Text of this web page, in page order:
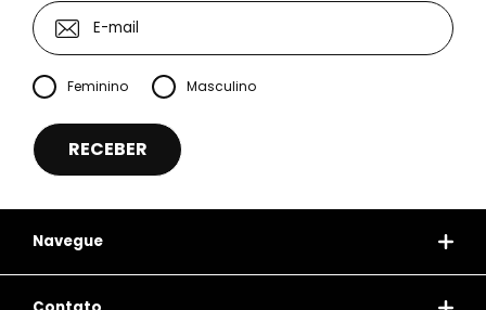
Feminino Masculino
Navegue